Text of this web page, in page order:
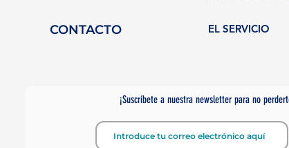
innovación en la
nuevo
CONTACTO EL SERVICIO
¡Suscríbete a nuestra newsletter para no